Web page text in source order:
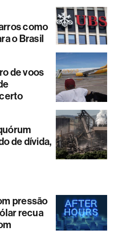
como
o Brasil
de voos
de dívida,
pressão
recua